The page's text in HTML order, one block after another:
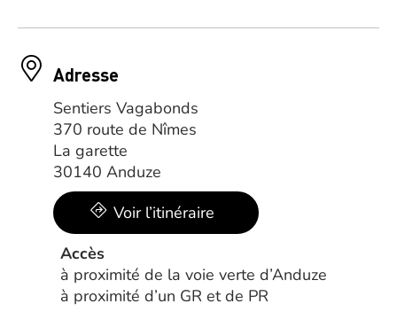
Adresse
Sentiers Vagabonds
370 route de Nîmes
La garette
30140 Anduze
Voir l’itinéraire
Accès
à proximité de la voie verte d’Anduze
à proximité d’un GR et de PR